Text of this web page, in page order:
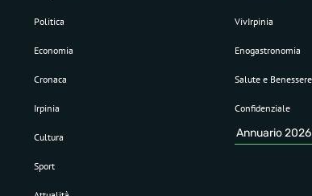
Politica
Economia
Cronaca
Irpinia
Cultura
Sport
VivIrpinia
Enogastronomia
Salute e Benessere
Confidenziale
Annuario 2026